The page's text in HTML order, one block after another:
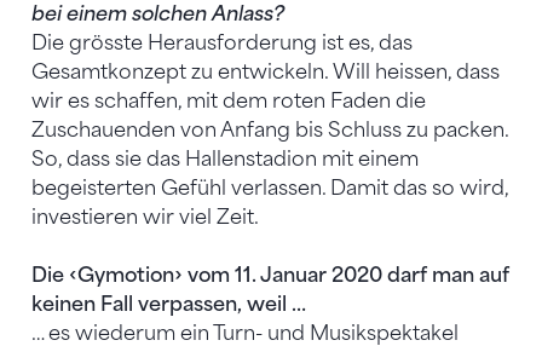
bei einem solchen Anlass?
Die grösste Herausforderung ist es, das
Gesamtkonzept zu entwickeln. Will heissen, dass
wir es schaffen, mit dem roten Faden die
Zuschauenden von Anfang bis Schluss zu packen.
So, dass sie das Hallenstadion mit einem
begeisterten Gefühl verlassen. Damit das so wird,
investieren wir viel Zeit.
Die ‹Gymotion› vom 11. Januar 2020 darf man auf
keinen Fall verpassen, weil …
… es wiederum ein Turn- und Musikspektakel